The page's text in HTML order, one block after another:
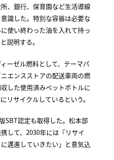
、銀行、保育園など生活導線
識した。特別な容器は必要な
使い終わった油を入れて持っ
説明する。
ーゼル燃料として、テーマパ
エンスストアの配送車両の燃
した使用済みペットボトルに
リサイクルしているという。
SBT認定も取得した。松本部
して、2030年には『リサイ
邁進していきたい」と意気込